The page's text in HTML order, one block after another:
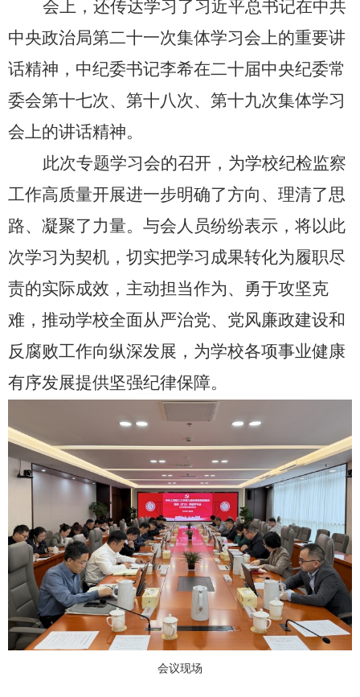
会上，还传达学习了习近平总书记在中共
中央政治局第二十一次集体学习会上的重要讲
话精神，中纪委书记李希在二十届中央纪委常
委会第十七次、第十八次、第十九次集体学习
会上的讲话精神。
此次专题学习会的召开，为学校纪检监察
工作高质量开展进一步明确了方向、理清了思
路、凝聚了力量。与会人员纷纷表示，将以此
次学习为契机，切实把学习成果转化为履职尽
责的实际成效，主动担当作为、勇于攻坚克
难，推动学校全面从严治党、党风廉政建设和
反腐败工作向纵深发展，为学校各项事业健康
有序发展提供坚强纪律保障。
会议现场